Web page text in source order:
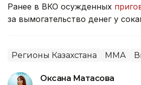
Ранее в ВКО осужденных
за вымогательство денег у
Регионы Казахстана ММА
Оксана Матасова